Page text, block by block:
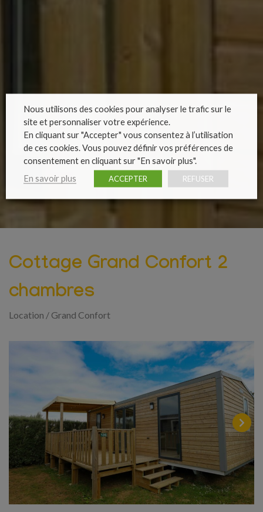
Cottage Grand Confort 2
chambres
Location / Grand Confort
Nous utilisons des cookies pour analyser le trafic sur le
site et personnaliser votre expérience.
En cliquant sur "Accepter" vous consentez à l’utilisation
de ces cookies. Vous pouvez définir vos préférences de
consentement en cliquant sur "En savoir plus".
En savoir plus
ACCEPTER REFUSER